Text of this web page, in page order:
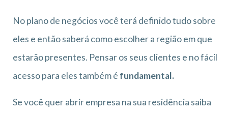
No plano de negócios você terá definido tudo sobre
eles e então saberá como escolher a região em que
estarão presentes. Pensar os seus clientes e no fácil
acesso para eles também é fundamental.
Se você quer abrir empresa na sua residência saiba